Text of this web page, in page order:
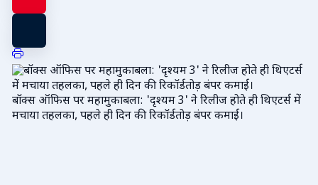
बॉक्स ऑफिस पर महामुकाबला: 'दृश्यम 3' ने रिलीज होते ही थिएटर्स में
मचाया तहलका, पहले ही दिन की रिकॉर्डतोड़ बंपर कमाई।